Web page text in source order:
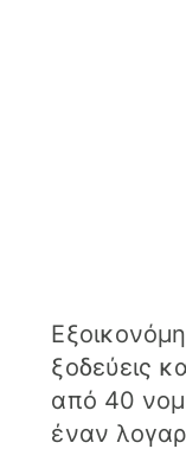
ξοδεύεις
από 40
έναν